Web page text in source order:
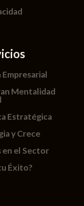
Mentalidad
Estratégica
y Crece
en el Sector
Éxito?